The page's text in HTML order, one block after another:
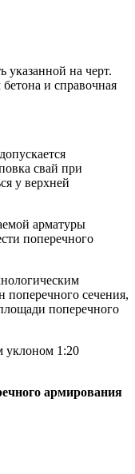
указанной на черт.
и справочная
свай при
у верхней
арматуры
поперечного
сечения,
поперечного
уклоном 1:20
армирования